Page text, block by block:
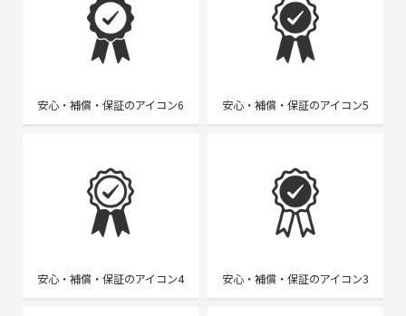
安心・補償・保証のアイコン6 安心・補償・保証のアイコン5
安心・補償・保証のアイコン4 安心・補償・保証のアイコン3